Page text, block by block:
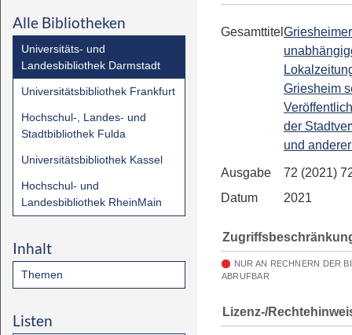
Alle Bibliotheken
Universitäts- und
Landesbibliothek Darmstadt
Universitätsbibliothek Frankfurt
Hochschul-, Landes- und
Stadtbibliothek Fulda
Universitätsbibliothek Kassel
Hochschul- und
Landesbibliothek RheinMain
Inhalt
Themen
Listen
Gesamttitel
Griesheim
der
und
Ausgabe
72 (2021)
Datum
2021
NUR AN RECHNERN DER
ABRUFBAR
Lizenz-/